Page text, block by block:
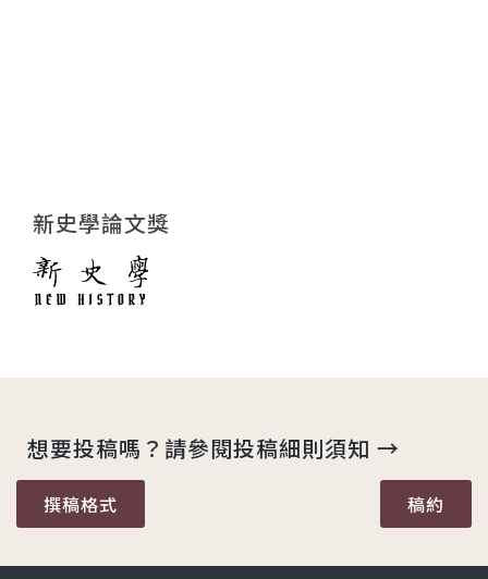
新史學論文獎
想要投稿嗎？請參閱投稿細則須知 →
撰稿格式 稿約